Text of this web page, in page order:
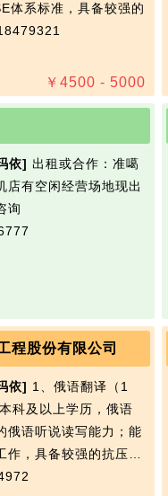
体系标准，具备较强的
￥ 4500 - 5000
依] 出租或合作：准噶
店有空闲经营场地现出
询
程股份有限公司
依] 1、俄语翻译（1
科及以上学历，俄语
俄语听说读写能力；能
作，具备较强的抗压…